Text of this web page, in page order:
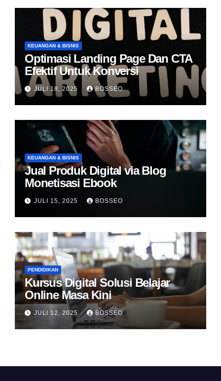
KEUANGAN & BISNIS
Optimasi Landing Page Dan CTA
Efektif Untuk Konversi
JULI 18, 2025 BOSSEO
KEUANGAN & BISNIS
Jual Produk Digital via Blog
Monetisasi Ebook
JULI 15, 2025 BOSSEO
PENDIDIKAN
Kursus Digital Solusi Belajar
Online Masa Kini
JULI 12, 2025 BOSSEO